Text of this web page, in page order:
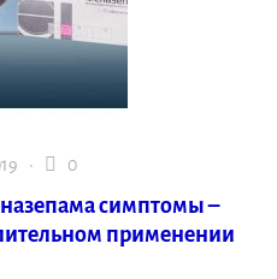
· 0
симптомы –
применении